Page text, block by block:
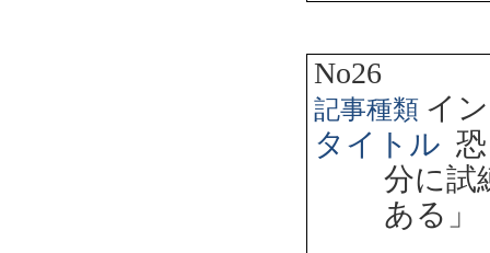
No26
記事種類 イ
タイトル
分に試
ある」